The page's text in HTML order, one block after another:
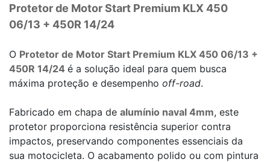
Protetor de Motor Start Premium KLX 450
06/13 + 450R 14/24
O Protetor de Motor Start Premium KLX 450 06/13 +
450R 14/24 é a solução ideal para quem busca
máxima proteção e desempenho off-road.
Fabricado em chapa de alumínio naval 4mm, este
protetor proporciona resistência superior contra
impactos, preservando componentes essenciais da
sua motocicleta. O acabamento polido ou com pintura